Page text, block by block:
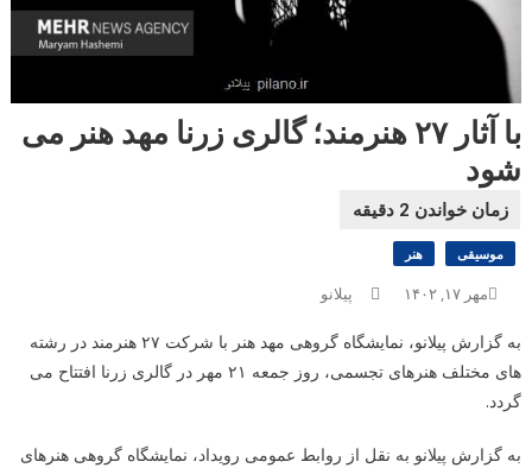
با آثار ۲۷ هنرمند؛ گالری زرنا مهد هنر می
شود
موسیقی هنر
مهر ۱۷, ۱۴۰۲ پیلانو
به گزارش پیلانو، نمایشگاه گروهی مهد هنر با شرکت ۲۷ هنرمند در رشته
های مختلف هنرهای تجسمی، روز جمعه ۲۱ مهر در گالری زرنا افتتاح می
گردد.
به گزارش پیلانو به نقل از روابط عمومی رویداد، نمایشگاه گروهی هنرهای